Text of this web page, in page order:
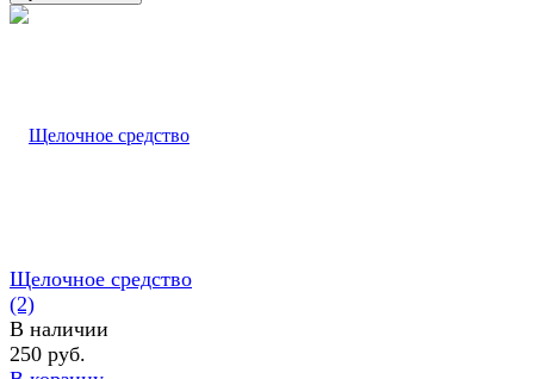
Щелочное средство
(2)
В наличии
250 руб.